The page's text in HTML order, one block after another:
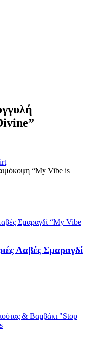
“My Vibe is
Λαβές Σμαραγδί